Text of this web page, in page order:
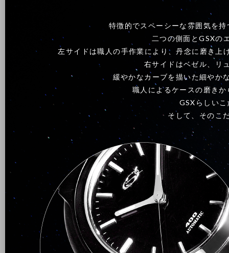
特徴的でスペーシーな雰囲気を
二つの側面とGSXの
左サイドは職人の手作業により、丹念に磨き上
右サイドはベゼル、リ
緩やかなカーブを描いた細やか
職人によるケースの磨き
GSXらしい
そして、そのこ